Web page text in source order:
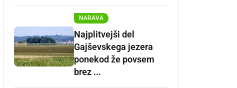
NARAVA
Najplitvejši del
Gajševskega jezera
ponekod že povsem
brez ...